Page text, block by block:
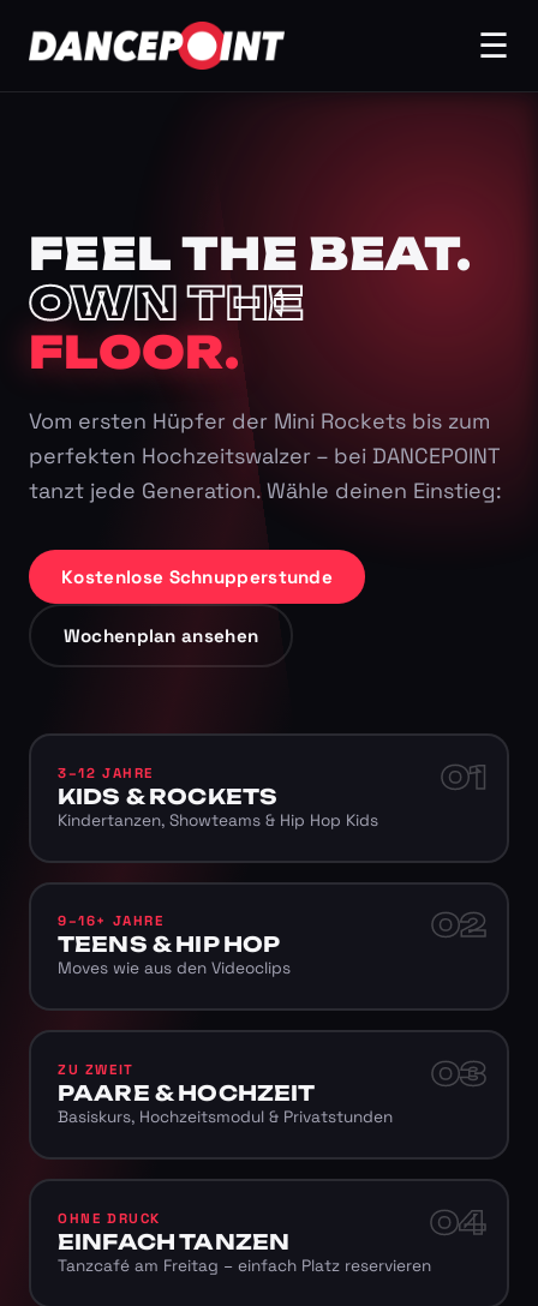
☰
FEEL THE BEAT.
OWN THE
FLOOR.
Vom ersten Hüpfer der Mini Rockets bis zum
perfekten Hochzeitswalzer – bei DANCEPOINT
tanzt jede Generation. Wähle deinen Einstieg:
Kostenlose Schnupperstunde
Wochenplan ansehen
01
3–12 JAHRE
KIDS & ROCKETS
Kindertanzen, Showteams & Hip Hop Kids
02
9–16+ JAHRE
TEENS & HIP HOP
Moves wie aus den Videoclips
03
ZU ZWEIT
PAARE & HOCHZEIT
Basiskurs, Hochzeitsmodul & Privatstunden
04
OHNE DRUCK
EINFACH TANZEN
Tanzcafé am Freitag – einfach Platz reservieren